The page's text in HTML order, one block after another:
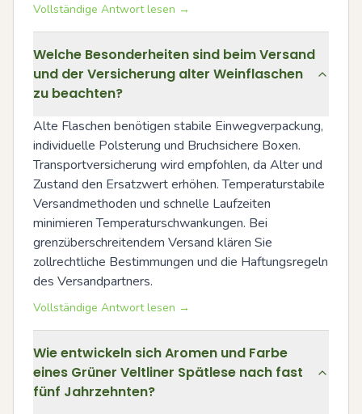
Vollständige Antwort lesen →
Welche Besonderheiten sind beim Versand
und der Versicherung alter Weinflaschen
zu beachten?
Alte Flaschen benötigen stabile Einwegverpackung,
individuelle Polsterung und Bruchsichere Boxen.
Transportversicherung wird empfohlen, da Alter und
Zustand den Ersatzwert erhöhen. Temperaturstabile
Versandmethoden und schnelle Laufzeiten
minimieren Temperaturschwankungen. Bei
grenzüberschreitendem Versand klären Sie
zollrechtliche Bestimmungen und die Haftungsregeln
des Versandpartners.
Vollständige Antwort lesen →
Wie entwickeln sich Aromen und Farbe
eines Grüner Veltliner Spätlese nach fast
fünf Jahrzehnten?